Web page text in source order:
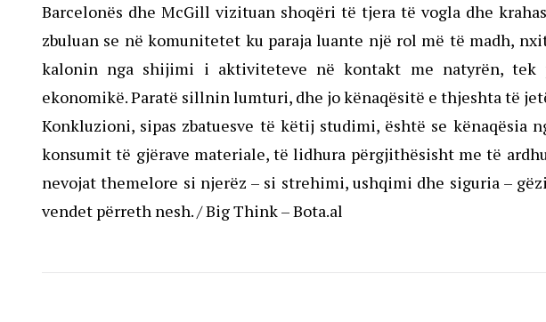
Barcelonës dhe McGill vizituan shoqëri të tjera të vogla dhe
zbuluan se në komunitetet ku paraja luante një rol më të madh,
kalonin nga shijimi i aktiviteteve në kontakt me natyrën,
ekonomikë. Paratë sillnin lumturi, dhe jo kënaqësitë e thjeshta të
Konkluzioni, sipas zbatuesve të këtij studimi, është se kënaqësia
konsumit të gjërave materiale, të lidhura përgjithësisht me të
nevojat themelore si njerëz – si strehimi, ushqimi dhe siguria –
vendet përreth nesh. / Big Think – Bota.al